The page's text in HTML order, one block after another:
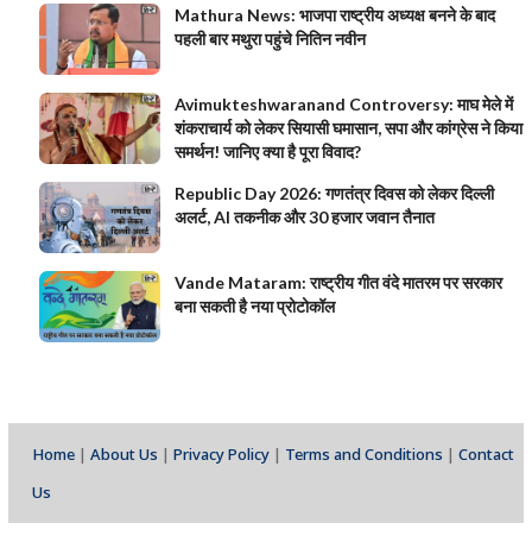
Mathura News: भाजपा राष्ट्रीय अध्यक्ष बनने के बाद
पहली बार मथुरा पहुंचे नितिन नवीन
Avimukteshwaranand Controversy: माघ मेले में
शंकराचार्य को लेकर सियासी घमासान, सपा और कांग्रेस ने किया
समर्थन! जानिए क्या है पूरा विवाद?
Republic Day 2026: गणतंत्र दिवस को लेकर दिल्ली
अलर्ट, AI तकनीक और 30 हजार जवान तैनात
Vande Mataram: राष्ट्रीय गीत वंदे मातरम पर सरकार
बना सकती है नया प्रोटोकॉल
Home| About Us | Privacy Policy| Terms and Conditions | Contact
Us